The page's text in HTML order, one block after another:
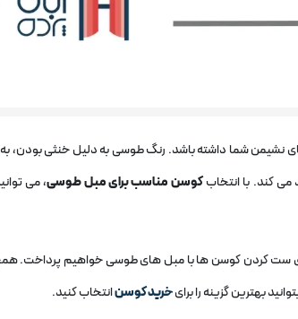
شما داشته باشد. رنگ طوسی به دلیل خنثی بودن، به
‌کند. با انتخابکوسن مناسب برای مبل طوسی، می
ست کردن کوسن‌ ها با مبل‌ های طوسی خواهیم پرداخت.
بهترین گزینه را برایخرید کوسنانتخاب کنید.